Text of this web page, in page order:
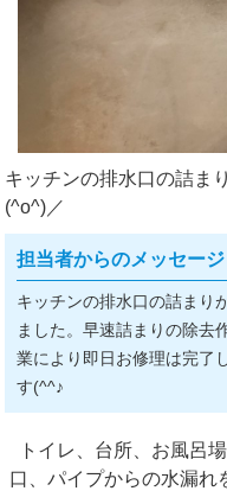
キッチンの排水口の詰ま
(^o^)／
担当者からのメッセージ
キッチンの排水口の詰まり
ました。早速詰まりの除去
業により即日お修理は完了
す(^^♪
トイレ、台所、お風呂
口、パイプからの水漏れ